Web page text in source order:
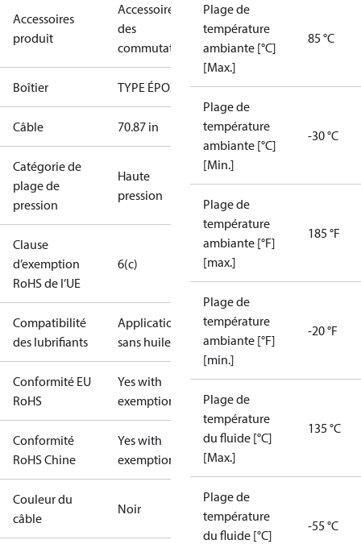
Accessoires
produit
Accessoires
des
commutateurs
Boîtier TYPE ÉPOXY
Câble 70.87 in
Catégorie de
plage de
pression
Haute
pression
Clause
d’exemption
RoHS de l’UE
6(c)
Compatibilité
des lubrifiants
Applications
sans huile
Conformité EU
RoHS
Yes with
exemptions
Conformité
RoHS Chine
Yes with
exemptions
Couleur du
câble
Noir
Plage de
température
ambiante [°C]
[Max.]
85 °C
Plage de
température
ambiante [°C]
[Min.]
-30 °C
Plage de
température
ambiante [°F]
[max.]
185 °F
Plage de
température
ambiante [°F]
[min.]
-20 °F
Plage de
température
du fluide [°C]
[Max.]
135 °C
Plage de
température
du fluide [°C]
-55 °C